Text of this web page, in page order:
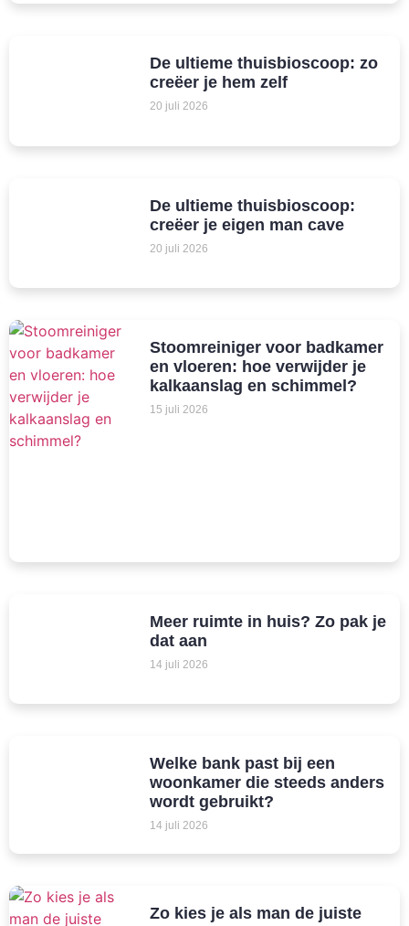
De ultieme thuisbioscoop: zo
creëer je hem zelf
20 juli 2026
De ultieme thuisbioscoop:
creëer je eigen man cave
20 juli 2026
Stoomreiniger voor badkamer
en vloeren: hoe verwijder je
kalkaanslag en schimmel?
15 juli 2026
Meer ruimte in huis? Zo pak je
dat aan
14 juli 2026
Welke bank past bij een
woonkamer die steeds anders
wordt gebruikt?
14 juli 2026
Zo kies je als man de juiste